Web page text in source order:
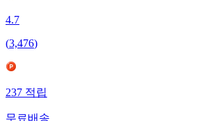
4.7
(3,476)
237적립